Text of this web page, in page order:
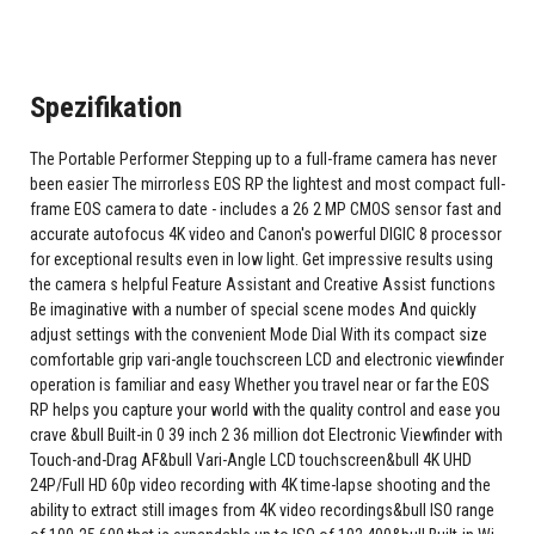
Spezifikation
The Portable Performer Stepping up to a full-frame camera has never
been easier The mirrorless EOS RP the lightest and most compact full-
frame EOS camera to date - includes a 26 2 MP CMOS sensor fast and
accurate autofocus 4K video and Canon's powerful DIGIC 8 processor
for exceptional results even in low light. Get impressive results using
the camera s helpful Feature Assistant and Creative Assist functions
Be imaginative with a number of special scene modes And quickly
adjust settings with the convenient Mode Dial With its compact size
comfortable grip vari-angle touchscreen LCD and electronic viewfinder
operation is familiar and easy Whether you travel near or far the EOS
RP helps you capture your world with the quality control and ease you
crave &bull Built-in 0 39 inch 2 36 million dot Electronic Viewfinder with
Touch-and-Drag AF&bull Vari-Angle LCD touchscreen&bull 4K UHD
24P/Full HD 60p video recording with 4K time-lapse shooting and the
ability to extract still images from 4K video recordings&bull ISO range